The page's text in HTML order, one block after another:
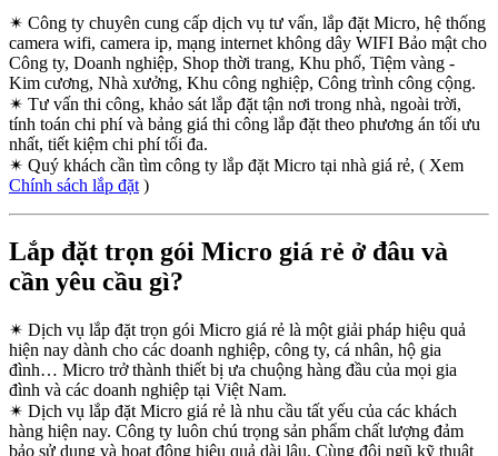
✴ Công ty chuyên cung cấp dịch vụ tư vấn, lắp đặt Micro, hệ thống
camera wifi, camera ip, mạng internet không dây WIFI Bảo mật cho
Công ty, Doanh nghiệp, Shop thời trang, Khu phố, Tiệm vàng -
Kim cương, Nhà xưởng, Khu công nghiệp, Công trình công cộng.
✴ Tư vấn thi công, khảo sát lắp đặt tận nơi trong nhà, ngoài trời,
tính toán chi phí và bảng giá thi công lắp đặt theo phương án tối ưu
nhất, tiết kiệm chi phí tối đa.
✴ Quý khách cần tìm công ty lắp đặt Micro tại nhà giá rẻ, ( Xem
Chính sách lắp đặt )
Lắp đặt trọn gói Micro giá rẻ ở đâu và
cần yêu cầu gì?
✴ Dịch vụ lắp đặt trọn gói Micro giá rẻ là một giải pháp hiệu quả
hiện nay dành cho các doanh nghiệp, công ty, cá nhân, hộ gia
đình… Micro trở thành thiết bị ưa chuộng hàng đầu của mọi gia
đình và các doanh nghiệp tại Việt Nam.
✴ Dịch vụ lắp đặt Micro giá rẻ là nhu cầu tất yếu của các khách
hàng hiện nay. Công ty luôn chú trọng sản phẩm chất lượng đảm
bảo sử dụng và hoạt động hiệu quả dài lâu. Cùng đội ngũ kỹ thuật